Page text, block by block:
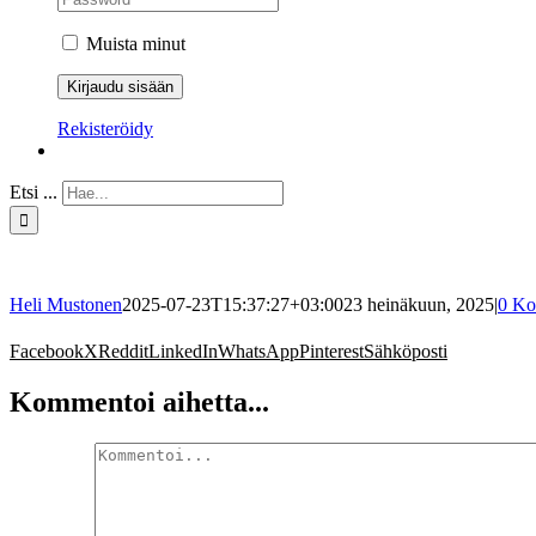
Muista minut
Rekisteröidy
Etsi ...
Heli Mustonen2025-07-23T15:37:27+03:0023 heinäkuun, 2025|0
FacebookXRedditLinkedInWhatsAppPinterestSähköposti
Kommentoi aihetta...